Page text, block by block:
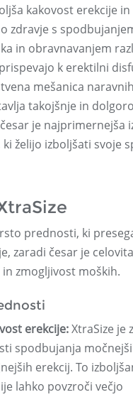
kakovost erekcije in
zdravje s
in obravnavanjem
k erektilni
mešanica naravnih
takojšnje in
je najprimernejša
želijo izboljšati svoje
prednosti, ki
zaradi česar je
zmogljivost moških.
erekcije:XtraSize je
spodbujanja
erekcij. To
lahko povzroči večjo